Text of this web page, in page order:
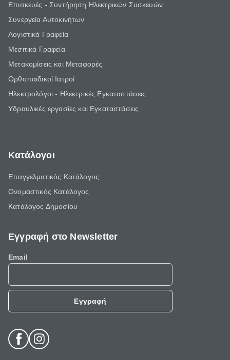
Επισκευές - Συντήρηση Ηλεκτρικών Συσκευών
Συνεργεία Αυτοκινήτων
Λογιστικά Γραφεία
Μεσιτικά Γραφεία
Μετακομίσεις και Μεταφορές
Ορθοπαιδικοί Ιατροί
Ηλεκτρολόγοι - Ηλεκτρικές Εγκαταστάσεις
Υδραυλικές εργασίες και Εγκαταστάσεις
Κατάλογοι
Επαγγελματικός Κατάλογος
Ονομαστικός Κατάλογος
Κατάλογος Δημοσίου
Εγγραφή στο Newsletter
Email
Εγγραφή